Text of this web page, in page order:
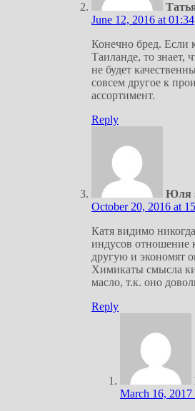
June 12, 2016 at 01:34
Конечно бред. Если
Таиланде, то знает,
не будет
совсем другое к
ассортимент.
Reply
Юля
October 20, 2016 at
Катя видимо
индусов отношение
другую и экономят
Химикаты смысла
масло, т.к. оно
Reply
March 16, 2017